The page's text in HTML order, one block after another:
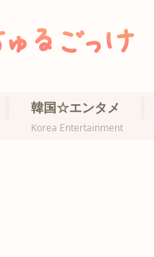
韓国☆エンタメ
Korea Entertainment